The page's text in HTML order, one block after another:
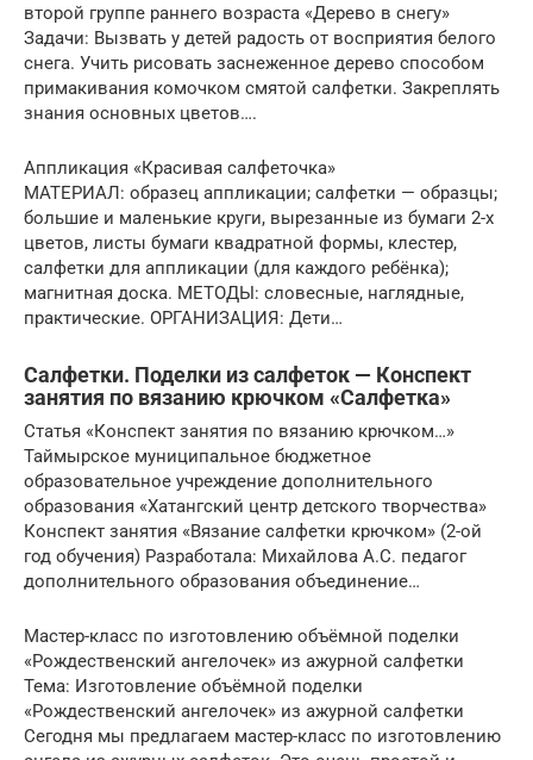
второй группе раннего возраста «Дерево в снегу»
Задачи: Вызвать у детей радость от восприятия белого
снега. Учить рисовать заснеженное дерево способом
примакивания комочком смятой салфетки. Закреплять
знания основных цветов….
Аппликация «Красивая салфеточка»
МАТЕРИАЛ: образец аппликации; салфетки — образцы;
большие и маленькие круги, вырезанные из бумаги 2-х
цветов, листы бумаги квадратной формы, клестер,
салфетки для аппликации (для каждого ребёнка);
магнитная доска. МЕТОДЫ: словесные, наглядные,
практические. ОРГАНИЗАЦИЯ: Дети…
Салфетки. Поделки из салфеток — Конспект
занятия по вязанию крючком «Салфетка»
Статья «Конспект занятия по вязанию крючком…»
Таймырское муниципальное бюджетное
образовательное учреждение дополнительного
образования «Хатангский центр детского творчества»
Конспект занятия «Вязание салфетки крючком» (2-ой
год обучения) Разработала: Михайлова А.С. педагог
дополнительного образования объединение…
Мастер-класс по изготовлению объёмной поделки
«Рождественский ангелочек» из ажурной салфетки
Тема: Изготовление объёмной поделки
«Рождественский ангелочек» из ажурной салфетки
Сегодня мы предлагаем мастер-класс по изготовлению